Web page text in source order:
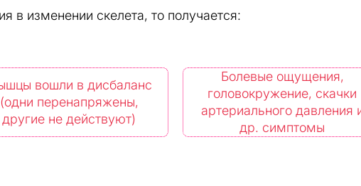
в изменении скелета, то получается:
вошли в дисбаланс
(одни перенапряжены,
другие не действуют)
Болевые ощущения,
головокружение, скачки
артериального давления
др. симптомы